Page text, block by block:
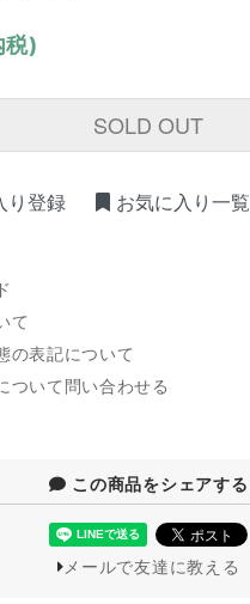
)
SOLD OUT
り登録 お気に入り一覧
て
の表記について
ついて問い合わせる
この商品をシェアする
メールで友達に教える